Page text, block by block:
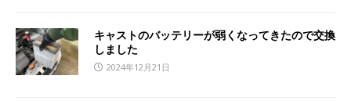
キャストのバッテリーが弱くなってきたので交換
しました
2024年12月21日